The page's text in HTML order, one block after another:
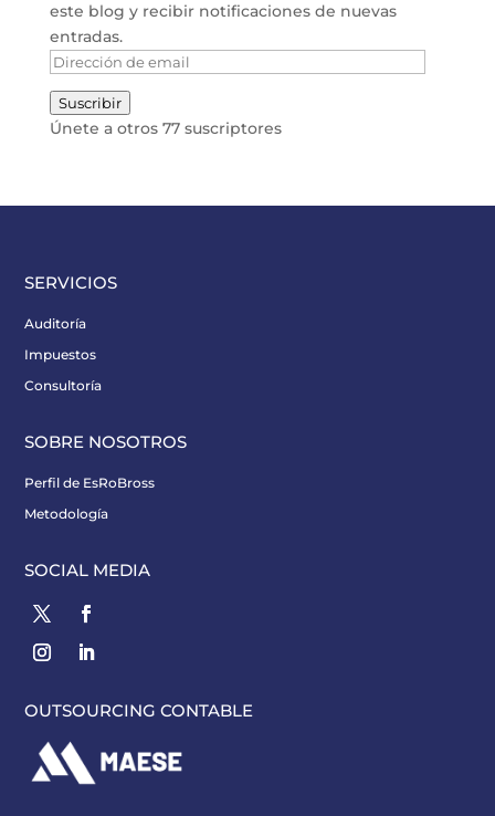
este blog y recibir notificaciones de nuevas
entradas.
Dirección
de
email
Suscribir
Únete a otros 77 suscriptores
SERVICIOS
Auditoría
Impuestos
Consultoría
SOBRE NOSOTROS
Perfil de EsRoBross
Metodología
SOCIAL MEDIA
OUTSOURCING CONTABLE